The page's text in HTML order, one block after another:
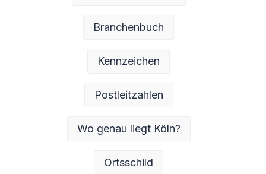
Branchenbuch
Kennzeichen
Postleitzahlen
Wo genau liegt Köln?
Ortsschild